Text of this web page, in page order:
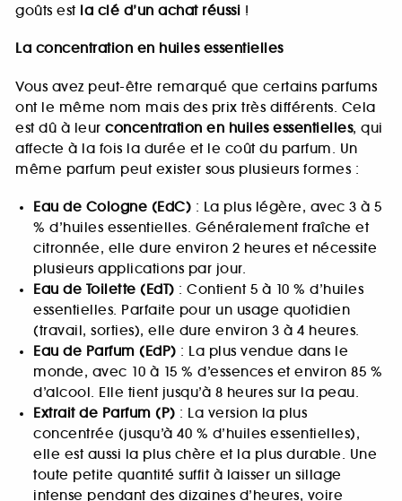
goûts est la clé d’un achat réussi !
La concentration en huiles essentielles
Vous avez peut-être remarqué que certains parfums
ont le même nom mais des prix très différents. Cela
est dû à leur concentration en huiles essentielles, qui
affecte à la fois la durée et le coût du parfum. Un
même parfum peut exister sous plusieurs formes :
Eau de Cologne (EdC) : La plus légère, avec 3 à 5
% d’huiles essentielles. Généralement fraîche et
citronnée, elle dure environ 2 heures et nécessite
plusieurs applications par jour.
Eau de Toilette (EdT) : Contient 5 à 10 % d’huiles
essentielles. Parfaite pour un usage quotidien
(travail, sorties), elle dure environ 3 à 4 heures.
Eau de Parfum (EdP) : La plus vendue dans le
monde, avec 10 à 15 % d’essences et environ 85 %
d’alcool. Elle tient jusqu’à 8 heures sur la peau.
Extrait de Parfum (P) : La version la plus
concentrée (jusqu’à 40 % d’huiles essentielles),
elle est aussi la plus chère et la plus durable. Une
toute petite quantité suffit à laisser un sillage
intense pendant des dizaines d’heures, voire